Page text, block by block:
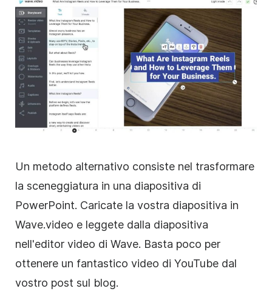
Un metodo alternativo consiste nel trasformare
la sceneggiatura in una diapositiva di
PowerPoint. Caricate la vostra diapositiva in
Wave.video e leggete dalla diapositiva
nell'editor video di Wave. Basta poco per
ottenere un fantastico video di YouTube dal
vostro post sul blog.